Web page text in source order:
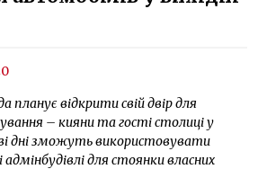
планує відкрити свій двір для
– кияни та гості столиці у
дні зможуть використовувати
для стоянки власних